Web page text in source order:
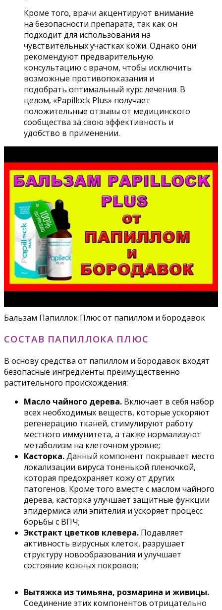
Кроме того, врачи акцентируют внимание
на безопасности препарата, так как он
подходит для использования на
чувствительных участках кожи. Однако они
рекомендуют предварительную
консультацию с врачом, чтобы исключить
возможные противопоказания и
подобрать оптимальный курс лечения. В
целом, «Papillock Plus» получает
положительные отзывы от медицинского
сообщества за свою эффективность и
удобство в применении.
Бальзам Папиллок Плюс от папиллом и бородавок
СОСТАВ ПАПИЛЛОКА ПЛЮС
В основу средства от папиллом и бородавок входят
безопасные ингредиенты преимущественно
растительного происхождения:
Масло чайного дерева. Включает в себя набор
всех необходимых веществ, которые ускоряют
регенерацию тканей, стимулируют работу
местного иммунитета, а также нормализуют
метаболизм на клеточном уровне;
Касторка.Данный компонент покрывает место
локализации вируса тоненькой пленочкой,
которая предохраняет кожу от других
патогенов. Кроме того вместе с маслом чайного
дерева, касторка улучшает защитные функции
эпидермиса или эпителия и ускоряет процесс
борьбы с ВПЧ;
Экстракт цветков клевера. Подавляет
активность вирусных клеток, разрушает
структуру новообразования и улучшает
состояние кожных покровов;
Вытяжка из тимьяна, розмарина и живицы.
Соединение этих компонентов отрицательно